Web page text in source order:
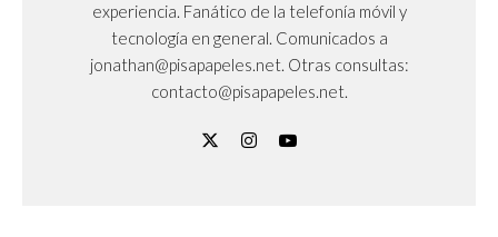
experiencia. Fanático de la telefonía móvil y
tecnología en general. Comunicados a
jonathan@pisapapeles.net. Otras consultas:
contacto@pisapapeles.net.